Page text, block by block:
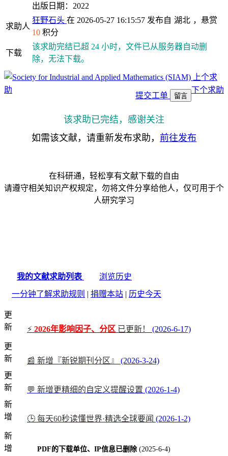
出版日期：2022
求助人
狂野石头 在 2026-05-27 16:15:57 发布自 湖北 ，悬赏
10 积分
下载
该求助完结已超 24 小时，文件已从服务器自动删
除，无法下载。
上个求
助
下个求助
提交工单 留言
该求助已完结，感谢关注
如需该文献，请重新发布求助， 前往发布
在科研通，轻松享有文献下载的自由
请遵守相关知识产权规定，勿将文件分享给他人，仅可用于个
人研究学习
我的文献求助列表
浏览历史
一分钟了解求助规则 | 捐赠本站 | 历史今天
更
新
⚡ 2026年影响因子、分区 已更新！
(2026-6-17)
更
新
📰 新增『新锐期刊分区』
(2026-3-24)
更
新
💬 新增更精细的自定义提醒设置 (2026-1-4)
新
增
🕒 每天60秒读懂世界·精选全球要闻 (2026-1-2)
新
增
PDF的下载单位、IP信息已删除 (2025-6-4)